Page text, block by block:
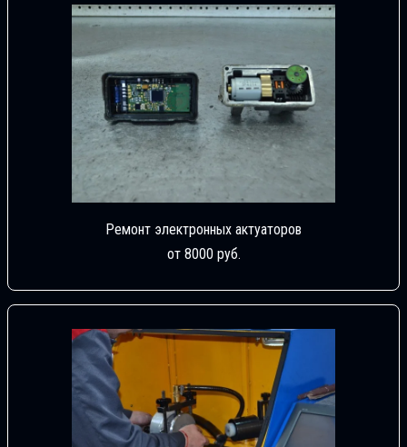
Ремонт электронных актуаторов
от 8000 руб.